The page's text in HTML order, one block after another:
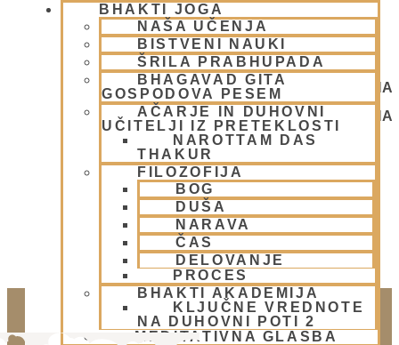
BHAKTI JOGA
NAŠA UČENJA
BISTVENI NAUKI
ŠRILA PRABHUPADA
BHAGAVAD GITA
GOSPODOVA PESEM
AČARJE IN DUHOVNI
UČITELJI IZ PRETEKLOSTI
NAROTTAM DAS
THAKUR
FILOZOFIJA
BOG
DUŠA
NARAVA
ČAS
DELOVANJE
PROCES
BHAKTI AKADEMIJA
KLJUČNE VREDNOTE
NA DUHOVNI POTI 2
MEDITATIVNA GLASBA
NEDELJSKO SREČANJE - CENTER HARE KRIŠNA
LJUBLJANA
NEDELJSKO SREČANJE - CENTER HARE KRIŠNA
LJUBLJANA